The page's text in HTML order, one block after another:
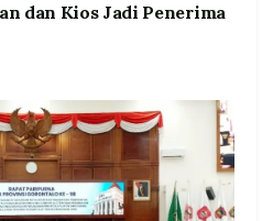
dan Kios Jadi Penerima